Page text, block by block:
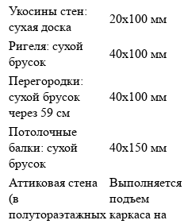
Укосины стен:
сухая доска
20х100 мм
Ригеля: сухой
брусок
40х100 мм
Перегородки:
сухой брусок
через 59 см
40х100 мм
Потолочные
балки: сухой
брусок
40х150 мм
Аттиковая стена
(в
полутораэтажных
Выполняется
подъем
каркаса на